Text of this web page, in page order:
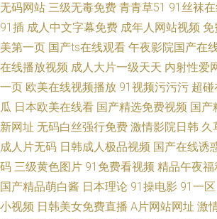
无码网站 三级无毒免费 青青草51 91丝袜
91插 成人中文字幕免费 成年人网站视频
美第一页 国产ts在线观看 午夜影院国产在
在线播放视频 成人大片一级天天 内射性爱
一页 欧美在线视频播放 91视频污污污 超
瓜 日本欧美在线看 国产精选免费视频 国产
新网址 无码白丝强行免费 激情影院日韩 久
成人片无码 日韩成人极品视频 国产在线诱
码 三级黄色图片 91免费看视频 精品午夜福
国产精品萌白酱 日本理论 91操电影 91一区
小视频 日韩美女免费直播 A片网站网址 激